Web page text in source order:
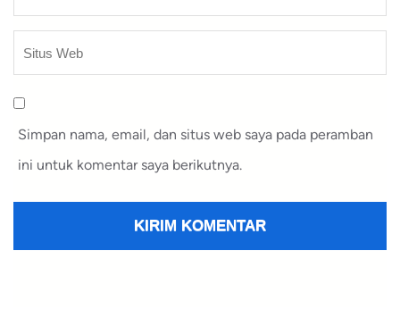
Simpan nama, email, dan situs web saya pada peramban
ini untuk komentar saya berikutnya.